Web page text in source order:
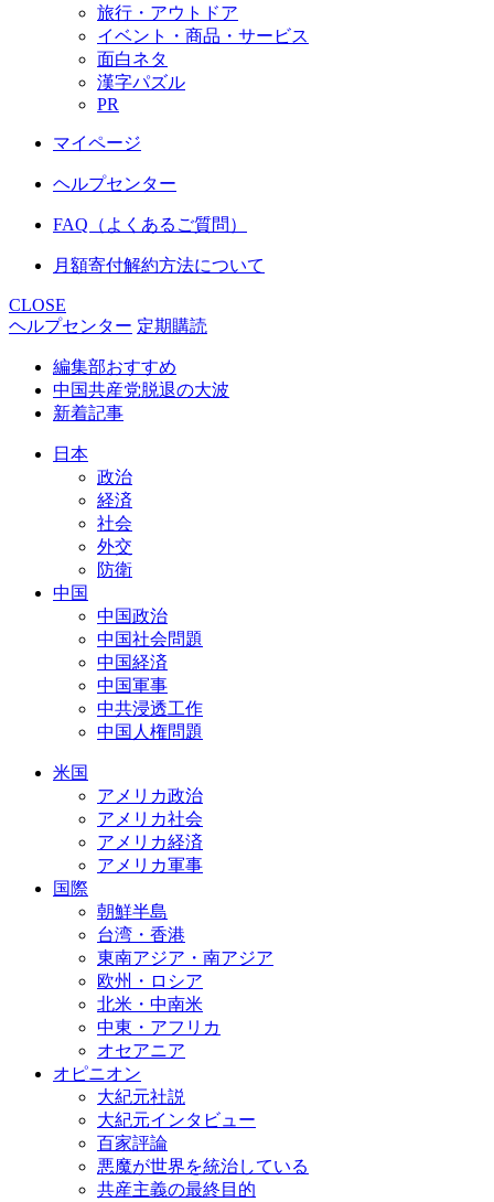
旅行・アウトドア
イベント・商品・サービス
面白ネタ
漢字パズル
PR
マイページ
ヘルプセンター
FAQ（よくあるご質問）
月額寄付解約方法について
CLOSE
ヘルプセンター 定期購読
編集部おすすめ
中国共産党脱退の大波
新着記事
日本
政治
経済
社会
外交
防衛
中国
中国政治
中国社会問題
中国経済
中国軍事
中共浸透工作
中国人権問題
米国
アメリカ政治
アメリカ社会
アメリカ経済
アメリカ軍事
国際
朝鮮半島
台湾・香港
東南アジア・南アジア
欧州・ロシア
北米・中南米
中東・アフリカ
オセアニア
オピニオン
大紀元社説
大紀元インタビュー
百家評論
悪魔が世界を統治している
共産主義の最終目的